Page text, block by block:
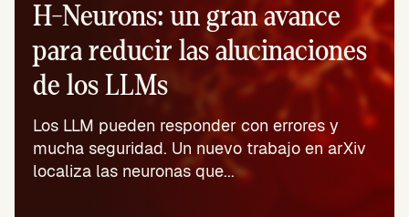
H-Neurons: un gran avance
para reducir las alucinaciones
de los LLMs
Los LLM pueden responder con errores y
mucha seguridad. Un nuevo trabajo en arXiv
localiza las neuronas que...